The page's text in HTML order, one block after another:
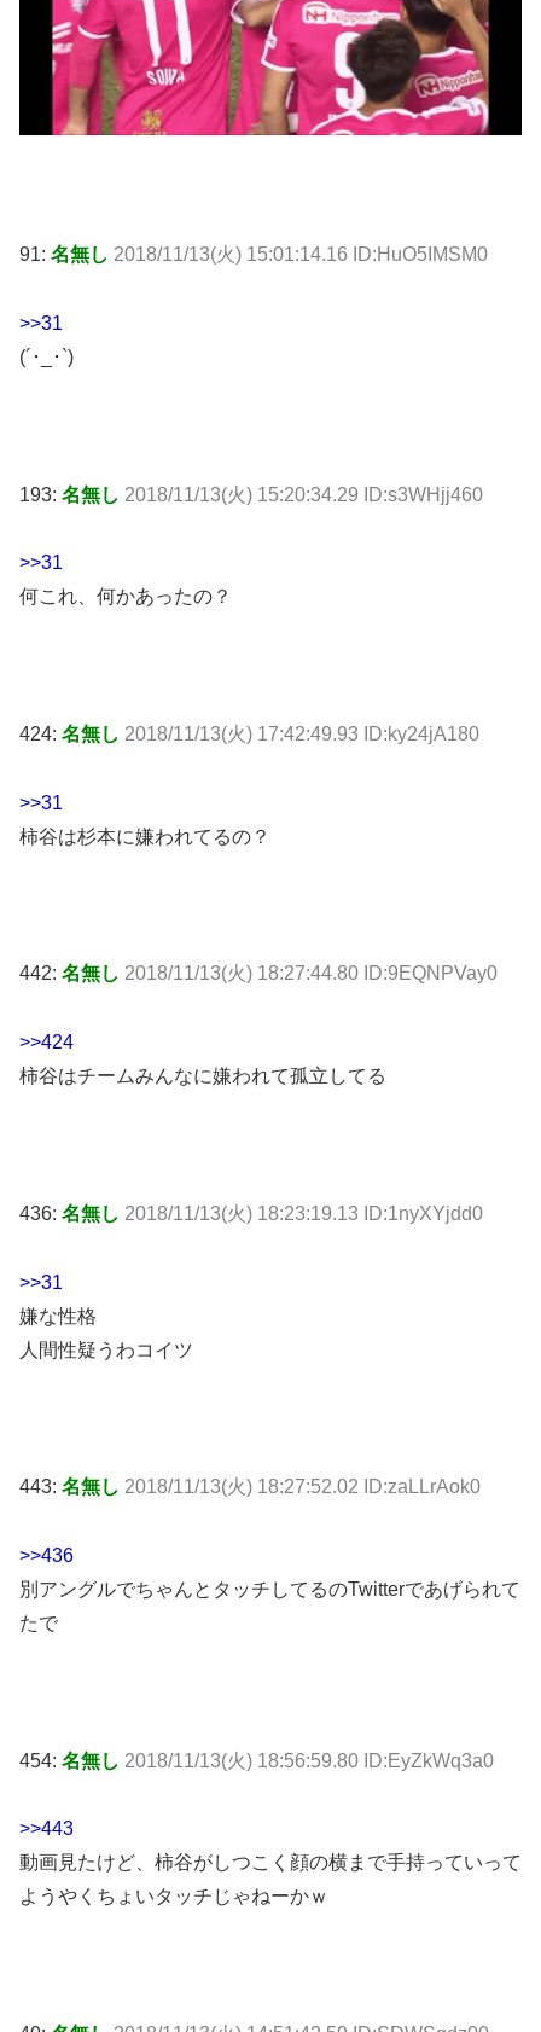
91: 名無し 2018/11/13(火) 15:01:14.16 ID:HuO5IMSM0
>>31
(´･_･`)
193: 名無し 2018/11/13(火) 15:20:34.29 ID:s3WHjj460
>>31
何これ、何かあったの？
424: 名無し 2018/11/13(火) 17:42:49.93 ID:ky24jA180
>>31
柿谷は杉本に嫌われてるの？
442: 名無し 2018/11/13(火) 18:27:44.80 ID:9EQNPVay0
>>424
柿谷はチームみんなに嫌われて孤立してる
436: 名無し 2018/11/13(火) 18:23:19.13 ID:1nyXYjdd0
>>31
嫌な性格
人間性疑うわコイツ
443: 名無し 2018/11/13(火) 18:27:52.02 ID:zaLLrAok0
>>436
別アングルでちゃんとタッチしてるのTwitterであげられて
たで
454: 名無し 2018/11/13(火) 18:56:59.80 ID:EyZkWq3a0
>>443
動画見たけど、柿谷がしつこく顔の横まで手持っていって
ようやくちょいタッチじゃねーかｗ